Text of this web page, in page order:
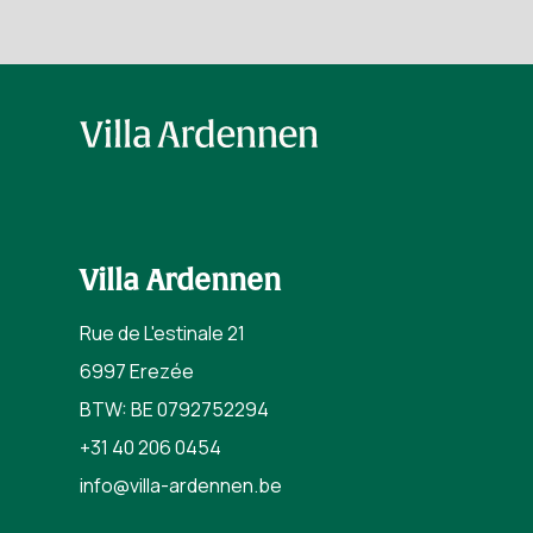
Villa Ardennen
Rue de L'estinale 21
6997 Erezée
BTW: BE 0792752294
+31 40 206 0454
info@villa-ardennen.be